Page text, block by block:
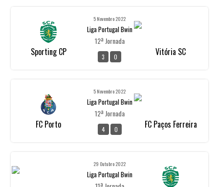
Sporting CP
5 Novembro 2022
Liga Portugal Bwin
12ª Jornada
3 0 Vitória SC
FC Porto
5 Novembro 2022
Liga Portugal Bwin
12ª Jornada
4 0 FC Paços Ferreira
29 Outubro 2022
Liga Portugal Bwin